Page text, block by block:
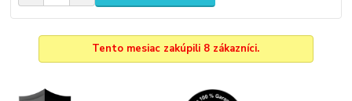
Tento mesiac zakúpili 8 zákazníci.